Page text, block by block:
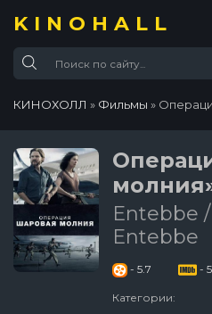
KINOHALL
КИНОХОЛЛ » Фильмы »
Entebbe
Entebbe
- 5.7 -
Категории: